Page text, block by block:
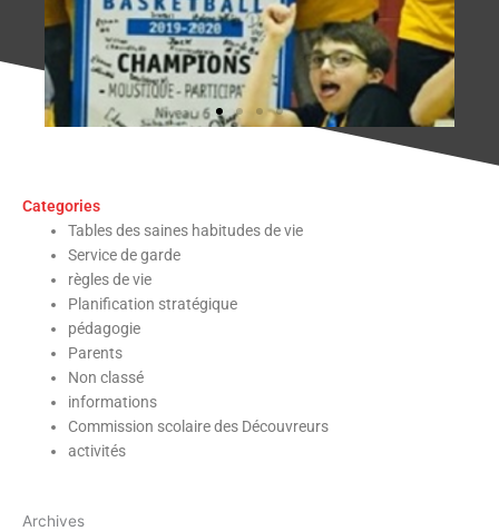
Categories
Tables des saines habitudes de vie
Service de garde
règles de vie
Planification stratégique
pédagogie
Parents
Non classé
informations
Commission scolaire des Découvreurs
activités
Archives